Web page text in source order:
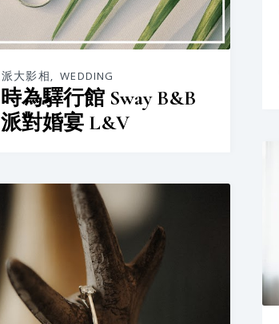
派大影相, WEDDING
時為驛行館 Sway B&B
派對婚宴 L&V